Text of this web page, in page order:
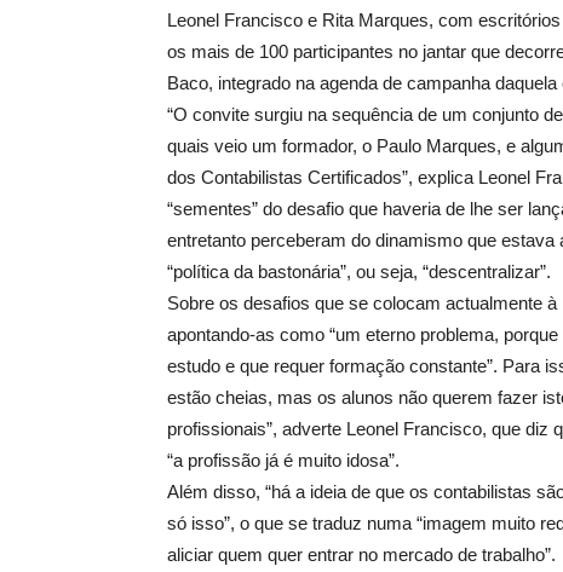
Leonel Francisco e Rita Marques, com
os mais de 100 participantes no jantar que
Baco, integrado na agenda de campanha daquela
“O convite surgiu na sequência de um conjunto
quais veio um formador, o Paulo Marques, e
dos Contabilistas Certificados”, explica Leonel
“sementes” do desafio que haveria de lhe ser
entretanto perceberam do dinamismo que
“política da bastonária”, ou seja, “descentralizar”.
Sobre os desafios que se colocam actualmente
apontando-as como “um eterno problema,
estudo e que requer formação constante”. Para
estão cheias, mas os alunos não querem fazer
profissionais”, adverte Leonel Francisco, que diz
“a profissão já é muito idosa”.
Além disso, “há a ideia de que os contabilistas
só isso”, o que se traduz numa “imagem muito
aliciar quem quer entrar no mercado de trabalho”.